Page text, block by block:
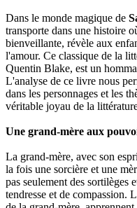
Dans le monde magique de
transporte dans une histoire
bienveillante, révèle aux
l'amour. Ce classique de la
Quentin Blake, est un
L'analyse de ce livre nous
dans les personnages et les
véritable joyau de la
Une grand-mère aux
La grand-mère, avec son
la fois une sorcière et une
pas seulement des sortilèges
tendresse et de compassion.